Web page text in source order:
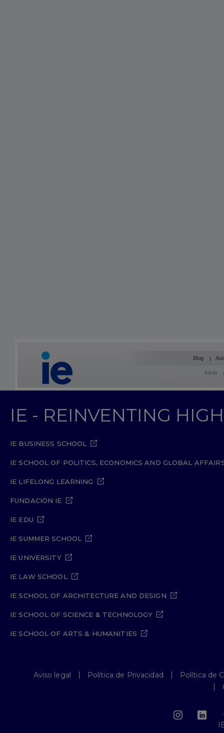
Blog
Inicio
IE - REINVENTING
IE BUSINESS SCHOOL
IE SCHOOL OF POLITICS, ECONOMICS AND GLOBAL
IE LIFELONG LEARNING
FUNDACIÓN IE
IE EDU
IE SUMMER SCHOOL
IE UNIVERSITY
IE LAW SCHOOL
IE SCHOOL OF ARCHITECTURE AND DESIGN
IE SCHOOL OF SCIENCE & TECHNOLOGY
IE SCHOOL OF ARTS & HUMANITIES
Aviso legal Política de Privacidad
Política de